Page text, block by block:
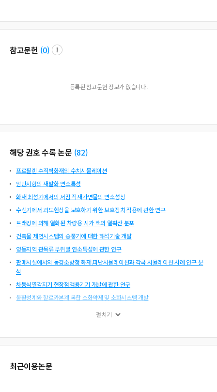
참고문헌 (0)
등록된 참고문헌 정보가 없습니다.
해당 권호 수록 논문 (82)
프로필렌 수직벽화재의 수치시뮬레이션
암반지형의 재발화 연소특성
화재 최성기에서의 서점 적재가연물의 연소성상
수신기에서 과도현상을 보호하기 위한 보호장치 적용에 관한 연구
트래킹에 의해 열화된 차량용 시가 잭의 열확산 분포
건축물 제연시스템의 송풍기에 대한 해석기술 개발
영동지역 관목류 부위별 연소특성에 관한 연구
판매시설에서의 동경소방청 화재.피난시뮬레이션과 각국 시뮬레이션 사례 연구 분
석
차동식열감지기 현장점검용기기 개발에 관한 연구
불활성계와 할로카본계 복합 소화약제 및 소화시스템 개발
한일 소방공무원의 인사제도 비교연구
실험중심의 위험물질론 교과운영에 관한 연구
전기화재의 특성고찰 연구(I)
펼치기
최근이용논문